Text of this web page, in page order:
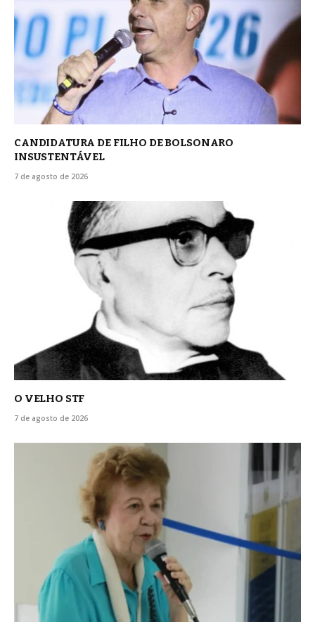
CANDIDATURA DE FILHO DE BOLSONARO
INSUSTENTÁVEL
7 de agosto de 2026
O VELHO STF
7 de agosto de 2026